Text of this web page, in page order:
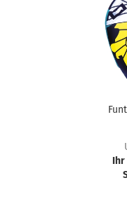
Ihr